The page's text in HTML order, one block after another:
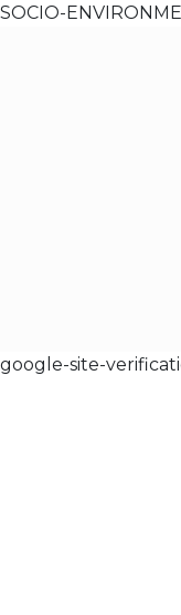
SOCIO-
google-site-